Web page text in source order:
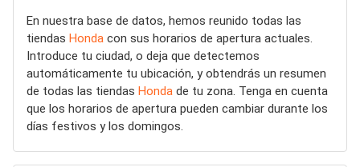
En nuestra base de datos, hemos reunido todas las
tiendas Honda con sus horarios de apertura actuales.
Introduce tu ciudad, o deja que detectemos
automáticamente tu ubicación, y obtendrás un resumen
de todas las tiendas Honda de tu zona. Tenga en cuenta
que los horarios de apertura pueden cambiar durante los
días festivos y los domingos.